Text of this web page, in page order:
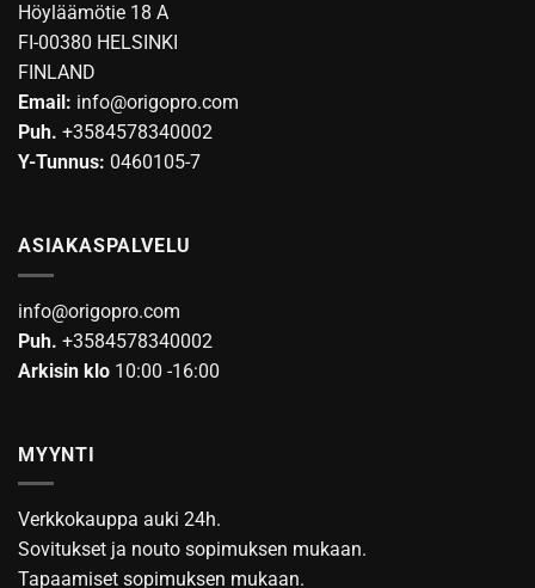
Höyläämötie 18 A
FI-00380 HELSINKI
FINLAND
Email: info@origopro.com
Puh. +3584578340002
Y-Tunnus: 0460105-7
ASIAKASPALVELU
info@origopro.com
Puh. +3584578340002
Arkisin klo 10:00 -16:00
MYYNTI
Verkkokauppa auki 24h.
Sovitukset ja nouto sopimuksen mukaan.
Tapaamiset sopimuksen mukaan.